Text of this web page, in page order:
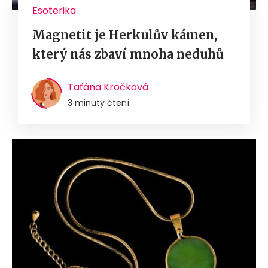
Esoterika
Magnetit je Herkulův kámen,
který nás zbaví mnoha neduhů
Taťána Kročková
3 minuty čtení